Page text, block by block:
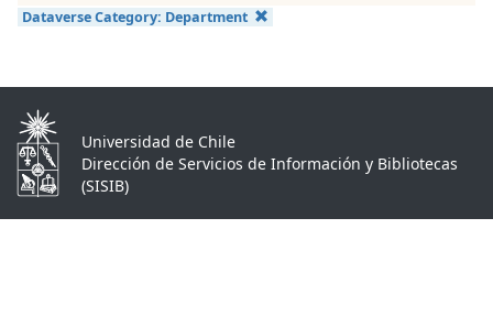
Dataverse Category: Department
Universidad de Chile
Dirección de Servicios de Información y Bibliotecas
(SISIB)